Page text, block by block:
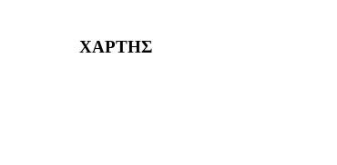
ΧΑΡΤΗΣ